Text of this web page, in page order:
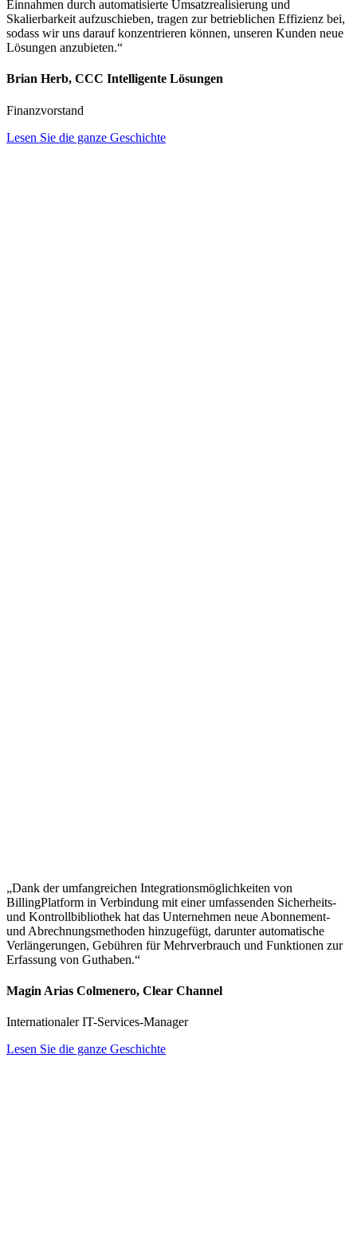
Einnahmen durch automatisierte Umsatzrealisierung und
Skalierbarkeit aufzuschieben, tragen zur betrieblichen Effizienz bei,
sodass wir uns darauf konzentrieren können, unseren Kunden neue
Lösungen anzubieten.“
Brian Herb, CCC Intelligente Lösungen
Finanzvorstand
Lesen Sie die ganze Geschichte
„Dank der umfangreichen Integrationsmöglichkeiten von
BillingPlatform in Verbindung mit einer umfassenden Sicherheits-
und Kontrollbibliothek hat das Unternehmen neue Abonnement-
und Abrechnungsmethoden hinzugefügt, darunter automatische
Verlängerungen, Gebühren für Mehrverbrauch und Funktionen zur
Erfassung von Guthaben.“
Magin Arias Colmenero, Clear Channel
Internationaler IT-Services-Manager
Lesen Sie die ganze Geschichte